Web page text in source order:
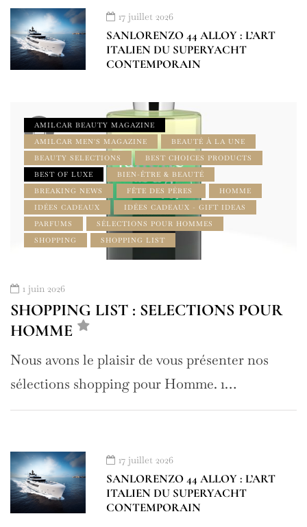
17 juillet 2026
SANLORENZO 44 ALLOY : L’ART
ITALIEN DU SUPERYACHT
CONTEMPORAIN
AMILCAR BEAUTY MAGAZINE
AMILCAR MEN'S MAGAZINE
BEAUTÉ À LA UNE
BEAUTY SELECTIONS
BEST CHOICES PRODUCTS
BEST OF LUXE
BIEN-ÊTRE & BEAUTÉ
BREAKING NEWS
FÊTE DES PÈRES
HOMME
IDÉES CADEAUX
IDÉES CADEAUX - GIFT IDEAS
PARFUMS
SÉLECTIONS POUR HOMMES
SHOPPING
SHOPPING LIST
1 juin 2026
SHOPPING LIST : SELECTIONS POUR
HOMME
Nous avons le plaisir de vous présenter nos
sélections shopping pour Homme. 1…
17 juillet 2026
SANLORENZO 44 ALLOY : L’ART
ITALIEN DU SUPERYACHT
CONTEMPORAIN